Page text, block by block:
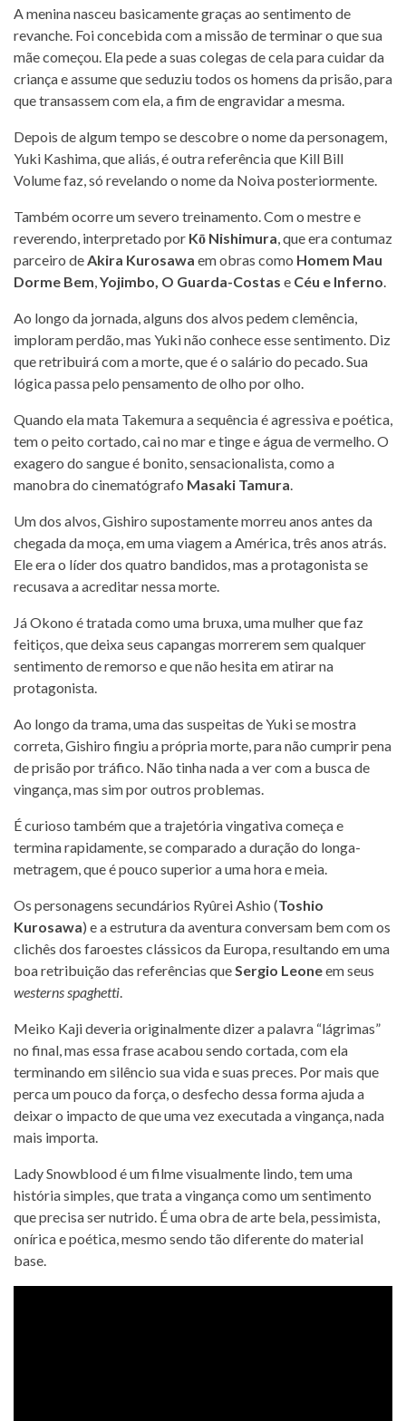
A menina nasceu basicamente graças ao sentimento de
revanche. Foi concebida com a missão de terminar o que sua
mãe começou. Ela pede a suas colegas de cela para cuidar da
criança e assume que seduziu todos os homens da prisão, para
que transassem com ela, a fim de engravidar a mesma.
Depois de algum tempo se descobre o nome da personagem,
Yuki Kashima, que aliás, é outra referência que Kill Bill
Volume faz, só revelando o nome da Noiva posteriormente.
Também ocorre um severo treinamento. Com o mestre e
reverendo, interpretado por Kō Nishimura, que era contumaz
parceiro deAkira Kurosawa em obras como Homem Mau
Dorme Bem,Yojimbo, O Guarda-Costas e Céu e Inferno.
Ao longo da jornada, alguns dos alvos pedem clemência,
imploram perdão, mas Yuki não conhece esse sentimento. Diz
que retribuirá com a morte, que é o salário do pecado. Sua
lógica passa pelo pensamento de olho por olho.
Quando ela mata Takemura a sequência é agressiva e poética,
tem o peito cortado, cai no mar e tinge e água de vermelho. O
exagero do sangue é bonito, sensacionalista, como a
manobra do cinematógrafo Masaki Tamura.
Um dos alvos, Gishiro supostamente morreu anos antes da
chegada da moça, em uma viagem a América, três anos atrás.
Ele era o líder dos quatro bandidos, mas a protagonista se
recusava a acreditar nessa morte.
Já Okono é tratada como uma bruxa, uma mulher que faz
feitiços, que deixa seus capangas morrerem sem qualquer
sentimento de remorso e que não hesita em atirar na
protagonista.
Ao longo da trama, uma das suspeitas de Yuki se mostra
correta, Gishiro fingiu a própria morte, para não cumprir pena
de prisão por tráfico. Não tinha nada a ver com a busca de
vingança, mas sim por outros problemas.
É curioso também que a trajetória vingativa começa e
termina rapidamente, se comparado a duração do longa-
metragem, que é pouco superior a uma hora e meia.
Os personagens secundários Ryûrei Ashio (Toshio
Kurosawa) e a estrutura da aventura conversam bem com os
clichês dos faroestes clássicos da Europa, resultando em uma
boa retribuição das referências queSergio Leoneem seus
westerns spaghetti.
Meiko Kaji deveria originalmente dizer a palavra “lágrimas”
no final, mas essa frase acabou sendo cortada, com ela
terminando em silêncio sua vida e suas preces. Por mais que
perca um pouco da força, o desfecho dessa forma ajuda a
deixar o impacto de que uma vez executada a vingança, nada
mais importa.
Lady Snowblood é um filme visualmente lindo, tem uma
história simples, que trata a vingança como um sentimento
que precisa ser nutrido. É uma obra de arte bela, pessimista,
onírica e poética, mesmo sendo tão diferente do material
base.